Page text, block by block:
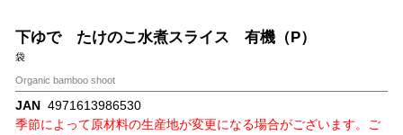
下ゆで たけのこ水煮スライス 有機（P）
袋
Organic bamboo shoot
JAN 4971613986530
季節によって原材料の生産地が変更になる場合がございます。ご